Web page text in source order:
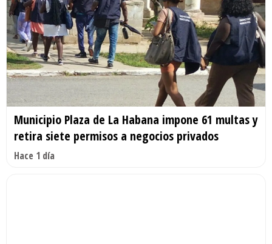
Municipio Plaza de La Habana impone 61 multas y
retira siete permisos a negocios privados
Hace 1 día